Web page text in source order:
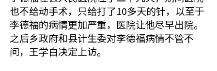
也不给动手术，只给打了10多天的针，以至于
李德福的病情更加严重，医院让他尽早出院。
之后乡政府和县计生委对李德福病情不管不
问，王学白决定上访。